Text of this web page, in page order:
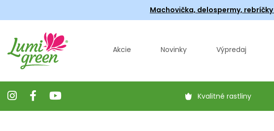
Machovička, delospermy, rebríčky
Akcie Novinky Výpredaj
Kvalitné rastliny